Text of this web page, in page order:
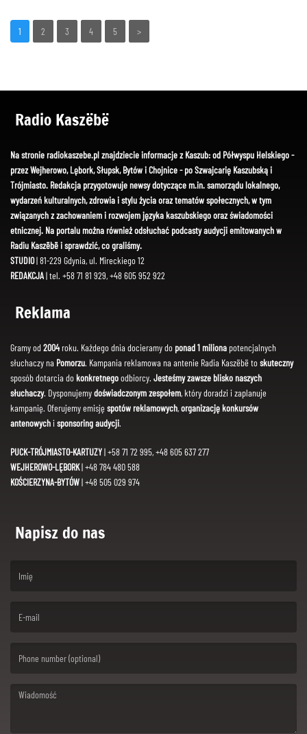
1 2 3 4 5 >
Radio Kaszëbë
Na stronie radiokaszebe.pl znajdziecie informacje z Kaszub: od Półwyspu Helskiego -
przez Wejherowo, Lębork, Słupsk, Bytów i Chojnice - po Szwajcarię Kaszubską i
Trójmiasto. Redakcja przygotowuje newsy dotyczące m.in. samorządu lokalnego,
wydarzeń kulturalnych, zdrowia i stylu życia oraz tematów społecznych, w tym
związanych z zachowaniem i rozwojem języka kaszubskiego oraz świadomości
etnicznej. Na portalu można również odsłuchać podcasty audycji emitowanych w
Radiu Kaszëbë i sprawdzić, co graliśmy.
STUDIO| 81-229 Gdynia, ul. Mireckiego 12
REDAKCJA| tel. +58 71 81 929, +48 605 952 922
Reklama
Gramy od 2004roku. Każdego dnia docieramy do ponad 1 miliona potencjalnych
słuchaczy na Pomorzu. Kampania reklamowa na antenie Radia Kaszëbë toskuteczny
sposób dotarcia dokonkretnegoodbiorcy. Jesteśmy zawsze blisko naszych
słuchaczy. Dysponujemydoświadczonym zespołem, który doradzi i zaplanuje
kampanię. Oferujemy emisję spotów reklamowych,organizację konkursów
antenowychi sponsoring audycji.
PUCK-TRÓJMIASTO-KARTUZY| +58 71 72 995, +48 605 637 277
WEJHEROWO-LĘBORK| +48 784 480 588
KOŚCIERZYNA-BYTÓW| +48 505 029 974
Napisz do nas